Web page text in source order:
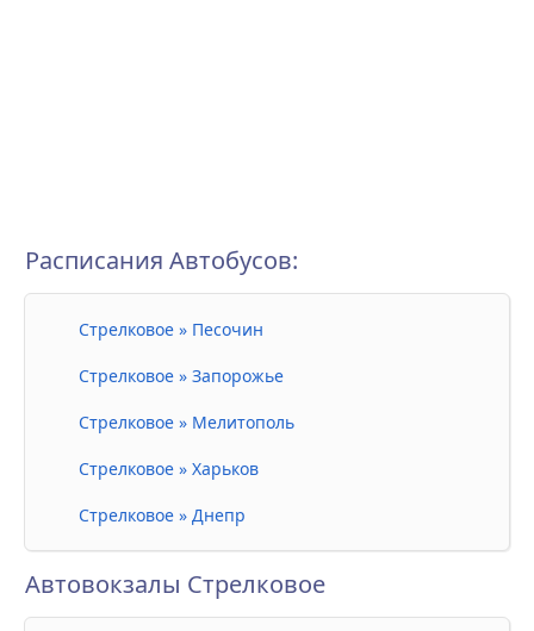
Расписания Автобусов:
Стрелковое » Песочин
Стрелковое » Запорожье
Стрелковое » Мелитополь
Стрелковое » Харьков
Стрелковое » Днепр
Автовокзалы Стрелковое